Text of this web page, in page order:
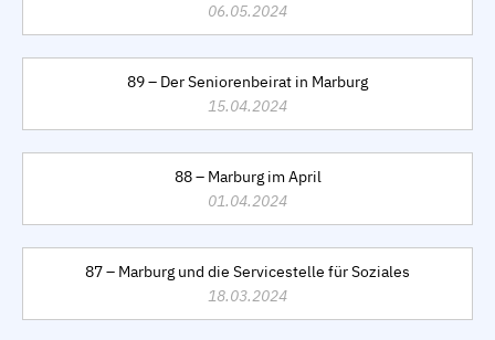
06.05.2024
89 – Der Seniorenbeirat in Marburg
15.04.2024
88 – Marburg im April
01.04.2024
87 – Marburg und die Servicestelle für Soziales
18.03.2024